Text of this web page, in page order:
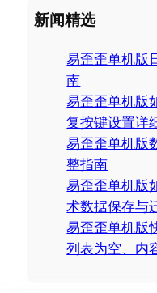
a
r
新闻精选
易歪歪单机版
南
易歪歪单机版
复按键设置详
易歪歪单机版
整指南
易歪歪单机版
术数据保存与
易歪歪单机版
列表为空、内